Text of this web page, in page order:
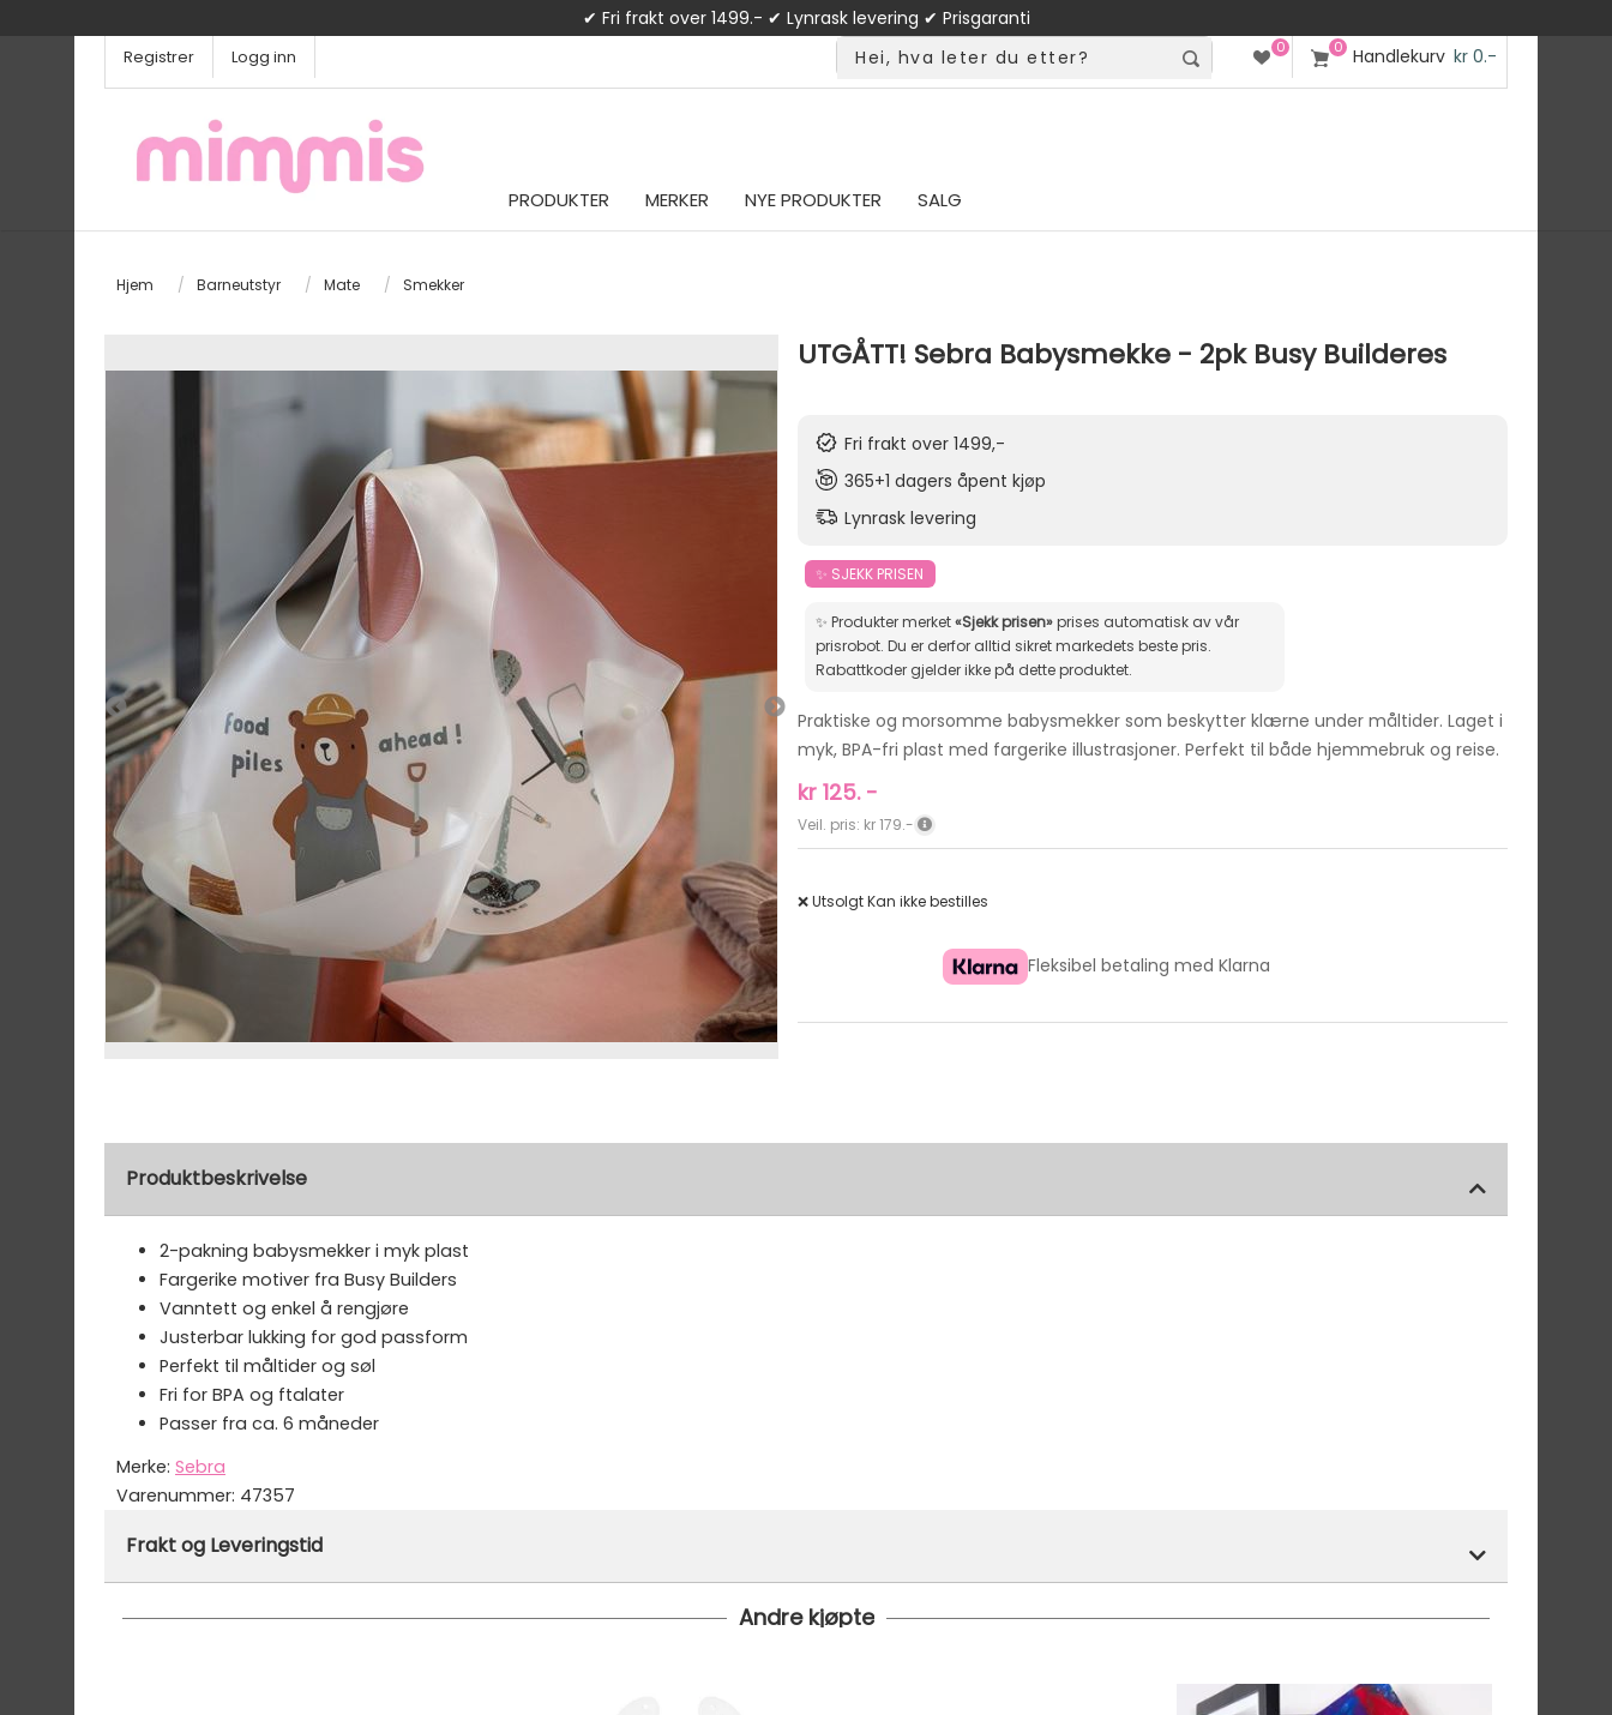
✔ Fri frakt over 1499.- ✔ Lynrask levering ✔ Prisgaranti
Registrer Logg inn 0 0 Handlekurv kr 0.-
PRODUKTER MERKER NYE PRODUKTER SALG
Hjem / Barneutstyr / Mate / Smekker
UTGÅTT! Sebra Babysmekke - 2pk Busy Builderes
Fri frakt over 1499,-
365+1 dagers åpent kjøp
Lynrask levering
✨ SJEKK PRISEN
✨ Produkter merket«Sjekk prisen»prises automatisk av vår
prisrobot. Du er derfor alltid sikret markedets beste pris.
Rabattkoder gjelder ikke på dette produktet.
Praktiske og morsomme babysmekker som beskytter klærne under måltider. Laget i
myk, BPA-fri plast med fargerike illustrasjoner. Perfekt til både hjemmebruk og reise.
kr 125.-
Veil. pris: kr 179.-
❌ UtsolgtKan ikke bestilles
Fleksibel betaling med Klarna
Produktbeskrivelse
2-pakning babysmekker i myk plast
Fargerike motiver fra Busy Builders
Vanntett og enkel å rengjøre
Justerbar lukking for god passform
Perfekt til måltider og søl
Fri for BPA og ftalater
Passer fra ca. 6 måneder
Merke: Sebra
Varenummer: 47357
Frakt og Leveringstid
Denne varen er ikke lager hos oss, men vil bli bestilt inn til deg og avsendt så snart den kommer inn til lager.
Andre kjøpte